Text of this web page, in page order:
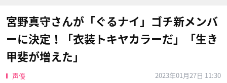
宮野真守さんが「ぐるナイ」ゴチ新メンバ
ーに決定！「衣装トキヤカラーだ」「生き
甲斐が増えた」
声優 2023年01月27日 11:30